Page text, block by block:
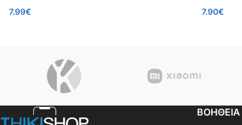
7.99€
7.90€
ΒΟΗΘΕΙΑ